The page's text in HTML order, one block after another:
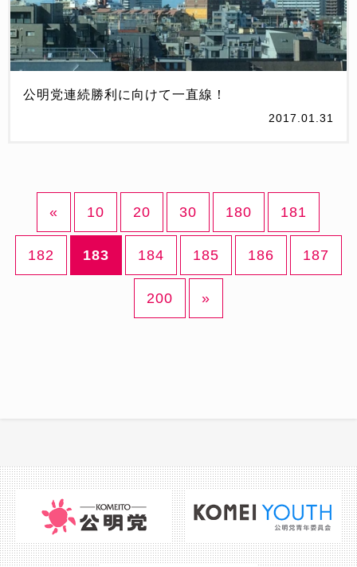
公明党連続勝利に向けて一直線！
2017.01.31
« 10 20 30 180 181
182 183 184 185 186 187
200 »